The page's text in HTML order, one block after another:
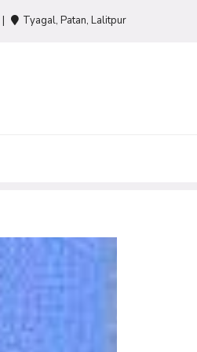
Tyagal, Patan, Lalitpur